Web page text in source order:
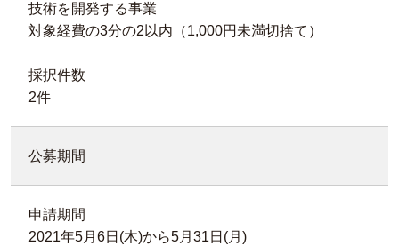
技術を開発する事業
対象経費の3分の2以内（1,000円未満切捨て）
採択件数
2件
公募期間
申請期間
2021年5月6日(木)から5月31日(月)